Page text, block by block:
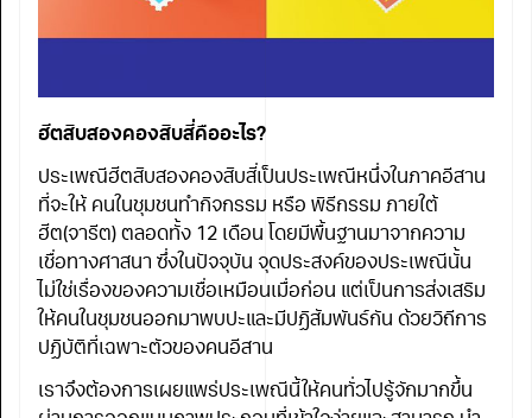
ฮีตสิบสองคองสิบสี่คืออะไร?
ประเพณีฮีตสิบสองคองสิบสี่เป็นประเพณีหนึ่งในภาคอีสาน
ที่จะให้ คนในชุมชนทำกิจกรรม หรือ พิธีกรรม ภายใต้
ฮีต(จารีต) ตลอดทั้ง 12 เดือน โดยมีพื้นฐานมาจากความ
เชื่อทางศาสนา ซึ่งในปัจจุบัน จุดประสงค์ของประเพณีนั้น
ไม่ใช่เรื่องของความเชื่อเหมือนเมื่อก่อน แต่เป็นการส่งเสริม
ให้คนในชุมชนออกมาพบปะและมีปฏิสัมพันธ์กัน ด้วยวิถีการ
ปฏิบัติที่เฉพาะตัวของคนอีสาน
เราจึงต้องการเผยแพร่ประเพณีนี้ให้คนทั่วไปรู้จักมากขึ้น